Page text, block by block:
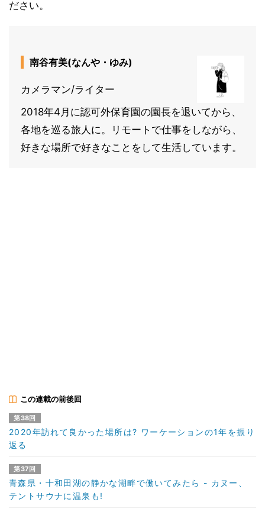
ださい。
南谷有美(なんや・ゆみ)
カメラマン/ライター
2018年4月に認可外保育園の園長を退いてから、
各地を巡る旅人に。リモートで仕事をしながら、
好きな場所で好きなことをして生活しています。
この連載の前後回
第38回
2020年訪れて良かった場所は? ワーケーションの1年を振り
返る
第37回
青森県・十和田湖の静かな湖畔で働いてみたら - カヌー、
テントサウナに温泉も!